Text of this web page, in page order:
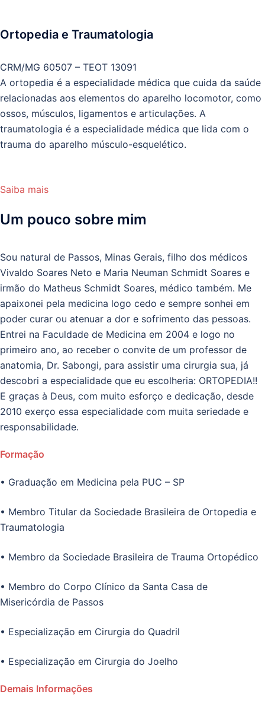
Ortopedia e Traumatologia
CRM/MG 60507 – TEOT 13091
A ortopedia é a especialidade médica que cuida da saúde
relacionadas aos elementos do aparelho locomotor, como
ossos, músculos, ligamentos e articulações. A
traumatologia é a especialidade médica que lida com o
trauma do aparelho músculo-esquelético.
Saiba mais
Um pouco sobre mim
Sou natural de Passos, Minas Gerais, filho dos médicos
Vivaldo Soares Neto e Maria Neuman Schmidt Soares e
irmão do Matheus Schmidt Soares, médico também. Me
apaixonei pela medicina logo cedo e sempre sonhei em
poder curar ou atenuar a dor e sofrimento das pessoas.
Entrei na Faculdade de Medicina em 2004 e logo no
primeiro ano, ao receber o convite de um professor de
anatomia, Dr. Sabongi, para assistir uma cirurgia sua, já
descobri a especialidade que eu escolheria: ORTOPEDIA!!
E graças à Deus, com muito esforço e dedicação, desde
2010 exerço essa especialidade com muita seriedade e
responsabilidade.
Formação
• Graduação em Medicina pela PUC – SP
• Membro Titular da Sociedade Brasileira de Ortopedia e
Traumatologia
• Membro da Sociedade Brasileira de Trauma Ortopédico
• Membro do Corpo Clínico da Santa Casa de
Misericórdia de Passos
• Especialização em Cirurgia do Quadril
• Especialização em Cirurgia do Joelho
Demais Informações